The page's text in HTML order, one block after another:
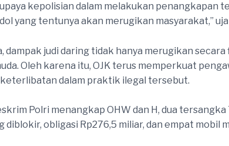
kepolisian dalam melakukan
yang tentunya akan merugikan masyarakat,”
dampak judi daring tidak hanya merugikan
Oleh karena itu, OJK terus memperkuat
dalam praktik ilegal tersebut.
Polri menangkap OHW dan H, dua
diblokir, obligasi Rp276,5 miliar, dan empat mobil